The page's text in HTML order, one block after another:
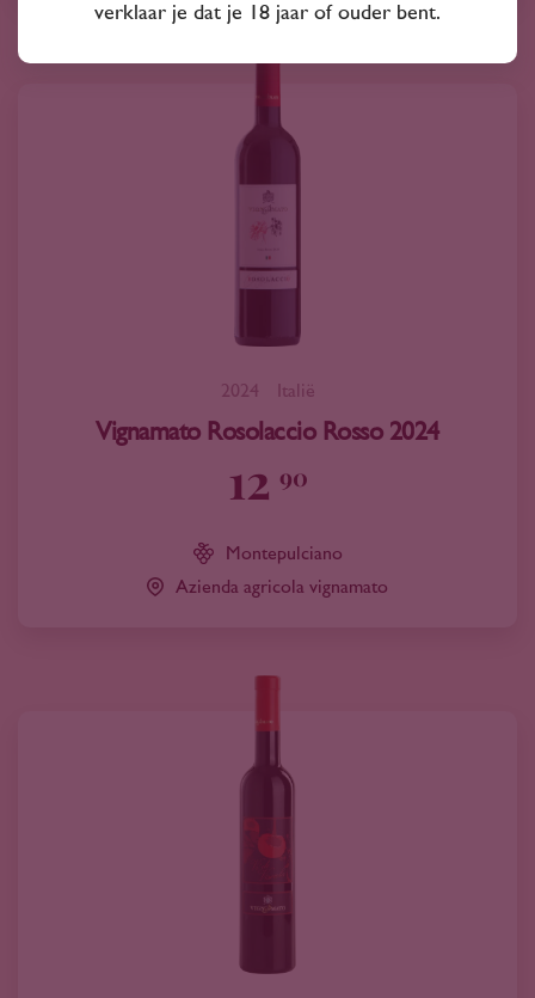
2024 Italië
Vignamato Rosolaccio Rosso 2024
12 90
Montepulciano
Azienda agricola vignamato
verklaar je dat je 18 jaar of ouder bent.